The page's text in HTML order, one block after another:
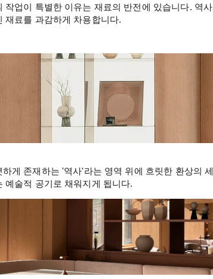
작업이 특별한 이유는 재료의 반전에 있습니다. 역
재료를 과감하게 차용합니다.
하게 존재하는 '역사'라는 영역 위에 흐릿한 환상의
예술적 공기로 채워지게 됩니다.